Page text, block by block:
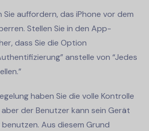
Sie auffordern, das iPhone vor dem
Stellen Sie in den App-
dass Sie die Option
anstelle von “Jedes
haben Sie die volle Kontrolle
der Benutzer kann sein Gerät
Aus diesem Grund